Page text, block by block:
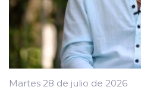
Martes 28 de julio de 2026